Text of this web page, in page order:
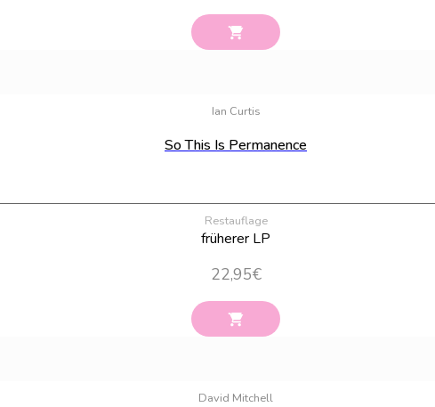
Ian Curtis
So This Is Permanence
Restauflage
früherer LP
22,95€
David Mitchell